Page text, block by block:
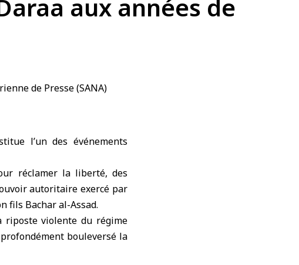
aux années de
l’un des événements
réclamer la liberté, des
autoritaire exercé par
fils Bachar al-Assad.
riposte violente du régime
bouleversé la